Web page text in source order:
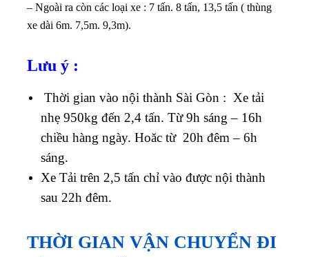
– Ngoài ra còn các loại xe : 7 tấn. 8 tấn, 13,5 tấn ( thùng
xe dài 6m. 7,5m. 9,3m).
Lưu ý :
Thời gian vào nội thành Sài Gòn : Xe tải
nhẹ 950kg đến 2,4 tấn. Từ 9h sáng – 16h
chiều hàng ngày. Hoăc từ 20h đêm – 6h
sáng.
Xe Tải trên 2,5 tấn chỉ vào được nội thành
sau 22h đêm.
THỜI GIAN VẬN CHUYỂN ĐI